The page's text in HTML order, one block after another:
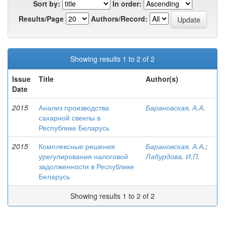
Sort by:
In order:
Results/Page
Authors/Record:
Showing results 1 to 2 of 2
Issue
Date
Title Author(s)
2015
Анализ производства
сахарной свеклы в
Республике Беларусь
Барановская, А.А.
2015
Комплексные решения
урегулирования налоговой
задолженности в Республике
Беларусь
Барановская, А.А.;
Лабурдова, И.П.
Showing results 1 to 2 of 2